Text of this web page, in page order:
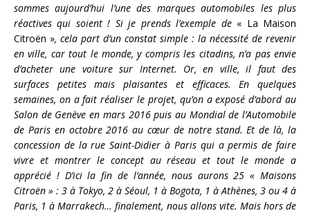
sommes aujourd’hui l’une des marques automobiles les plus
réactives qui soient ! Si je prends l’exemple de « La Maison
Citroën », cela part d’un constat simple : la nécessité de revenir
en ville, car tout le monde, y compris les citadins, n’a pas envie
d’acheter une voiture sur Internet. Or, en ville, il faut des
surfaces petites mais plaisantes et efficaces. En quelques
semaines, on a fait réaliser le projet, qu’on a exposé d’abord au
Salon de Genève en mars 2016 puis au Mondial de l’Automobile
de Paris en octobre 2016 au cœur de notre stand. Et de là, la
concession de la rue Saint-Didier à Paris qui a permis de faire
vivre et montrer le concept au réseau et tout le monde a
apprécié ! D’ici la fin de l’année, nous aurons 25 « Maisons
Citroën » : 3 à Tokyo, 2 à Séoul, 1 à Bogota, 1 à Athènes, 3 ou 4 à
Paris, 1 à Marrakech… finalement, nous allons vite. Mais hors de